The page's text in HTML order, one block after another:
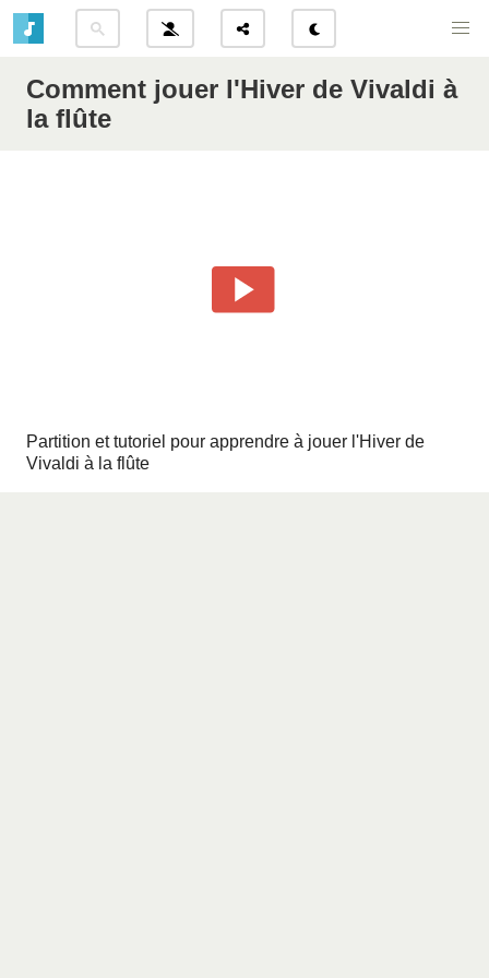
Comment jouer l'Hiver de Vivaldi à
la flûte
Partition et tutoriel pour apprendre à jouer l'Hiver de
Vivaldi à la flûte